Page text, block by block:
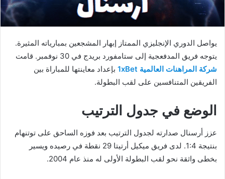
يواصل الدوري الإنجليزي الممتاز إبهار المشجعين بمبارياته المثيرة.
يتوجه فريق المدفعجية إلى ستامفورد بريدج في 30 نوفمبر. قامت
شركة المراهنات العالمية 1xBet
بإعداد معاينتها للمباراة بين
الفريقين المتنافسين على لقب البطولة.
الوضع في جدول الترتيب
عزز أرسنال صدارته لجدول الترتيب بعد فوزه الساحق على توتنهام
بنتيجة 1:4. لدى فريق ميكيل أرتيتا 29 نقطة في رصيده ويسير
بخطى واثقة نحو لقب البطولة الأولى له منذ عام 2004.